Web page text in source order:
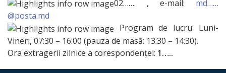
VICEPRIMARI
SECRETAR
CONSILIUL
02……. , e-mail: md……
@posta.md
Program de lucru: Luni-
Vineri, 07:30 – 16:00 (pauza de masă: 13:30 – 14:30).
Ora extragerii zilnice a corespondenţei: 1…..